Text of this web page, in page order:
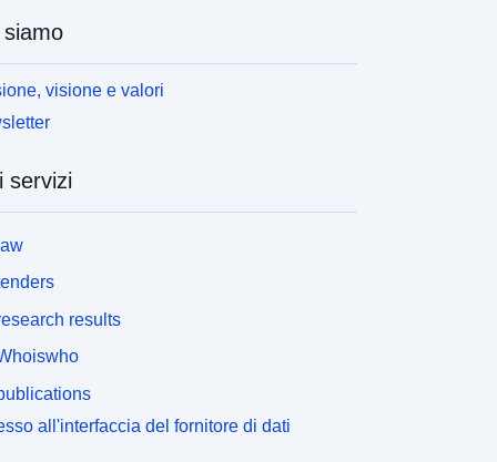
siamo
visione e valori
servizi
results
all'interfaccia del fornitore di dati